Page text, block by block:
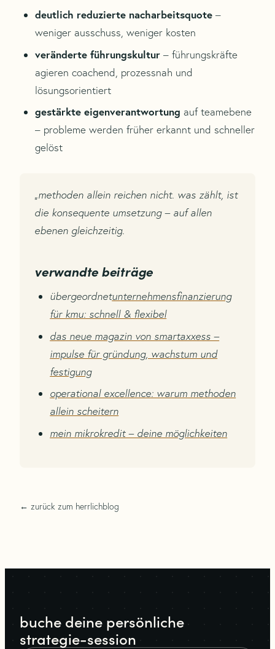
deutlich reduzierte nacharbeitsquote –
weniger ausschuss, weniger kosten
veränderte führungskultur – führungskräfte
agieren coachend, prozessnah und
lösungsorientiert
gestärkte eigenverantwortung auf teamebene
– probleme werden früher erkannt und schneller
gelöst
„methoden allein reichen nicht. was zählt, ist
die konsequente umsetzung – auf allen
ebenen gleichzeitig.
verwandte beiträge
übergeordnetunternehmensfinanzierung
für kmu: schnell & flexibel
das neue magazin von smartaxxess –
impulse für gründung, wachstum und
festigung
operational excellence: warum methoden
allein scheitern
mein mikrokredit – deine möglichkeiten
← zurück zum herrlichblog
buche deine persönliche
strategie-session